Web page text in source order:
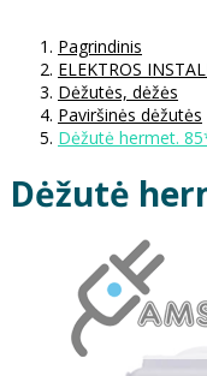
Pagrindinis
ELEKTROS
Dėžutės, dėžės
Paviršinės dėžutės
Dėžutė hermet.
Dėžutė